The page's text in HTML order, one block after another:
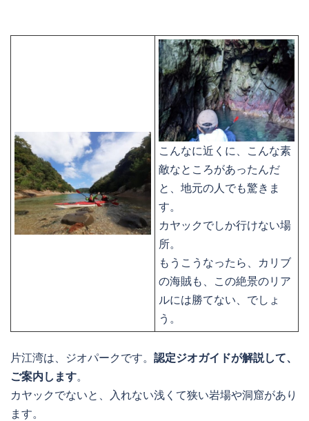
こんなに近くに、こんな素
敵なところがあったんだ
と、地元の人でも驚きま
す。
カヤックでしか行けない場
所。
もうこうなったら、カリブ
の海賊も、この絶景のリア
ルには勝てない、でしょ
う。
片江湾は、ジオパークです。 認定ジオガイドが解説して、
ご案内します。
カヤックでないと、入れない浅くて狭い岩場や洞窟があり
ます。